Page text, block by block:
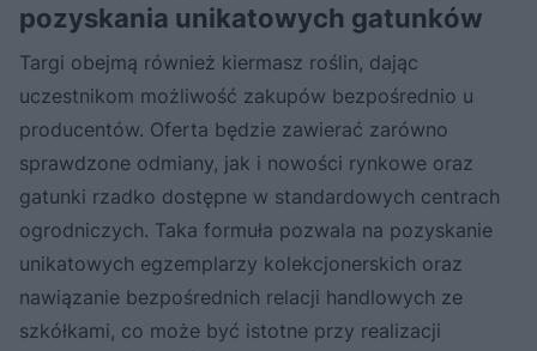
pozyskania unikatowych gatunków
Targi obejmą również kiermasz roślin, dając
uczestnikom możliwość zakupów bezpośrednio u
producentów. Oferta będzie zawierać zarówno
sprawdzone odmiany, jak i nowości rynkowe oraz
gatunki rzadko dostępne w standardowych centrach
ogrodniczych. Taka formuła pozwala na pozyskanie
unikatowych egzemplarzy kolekcjonerskich oraz
nawiązanie bezpośrednich relacji handlowych ze
szkółkami, co może być istotne przy realizacji